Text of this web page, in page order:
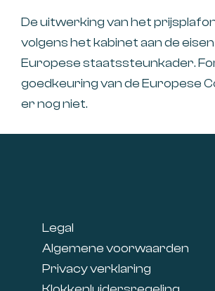
De uitwerking van het
volgens het kabinet aan de
Europese staatssteunkader.
goedkeuring van de Europese
er nog niet.
Legal
Algemene voorwaarden
Privacy verklaring